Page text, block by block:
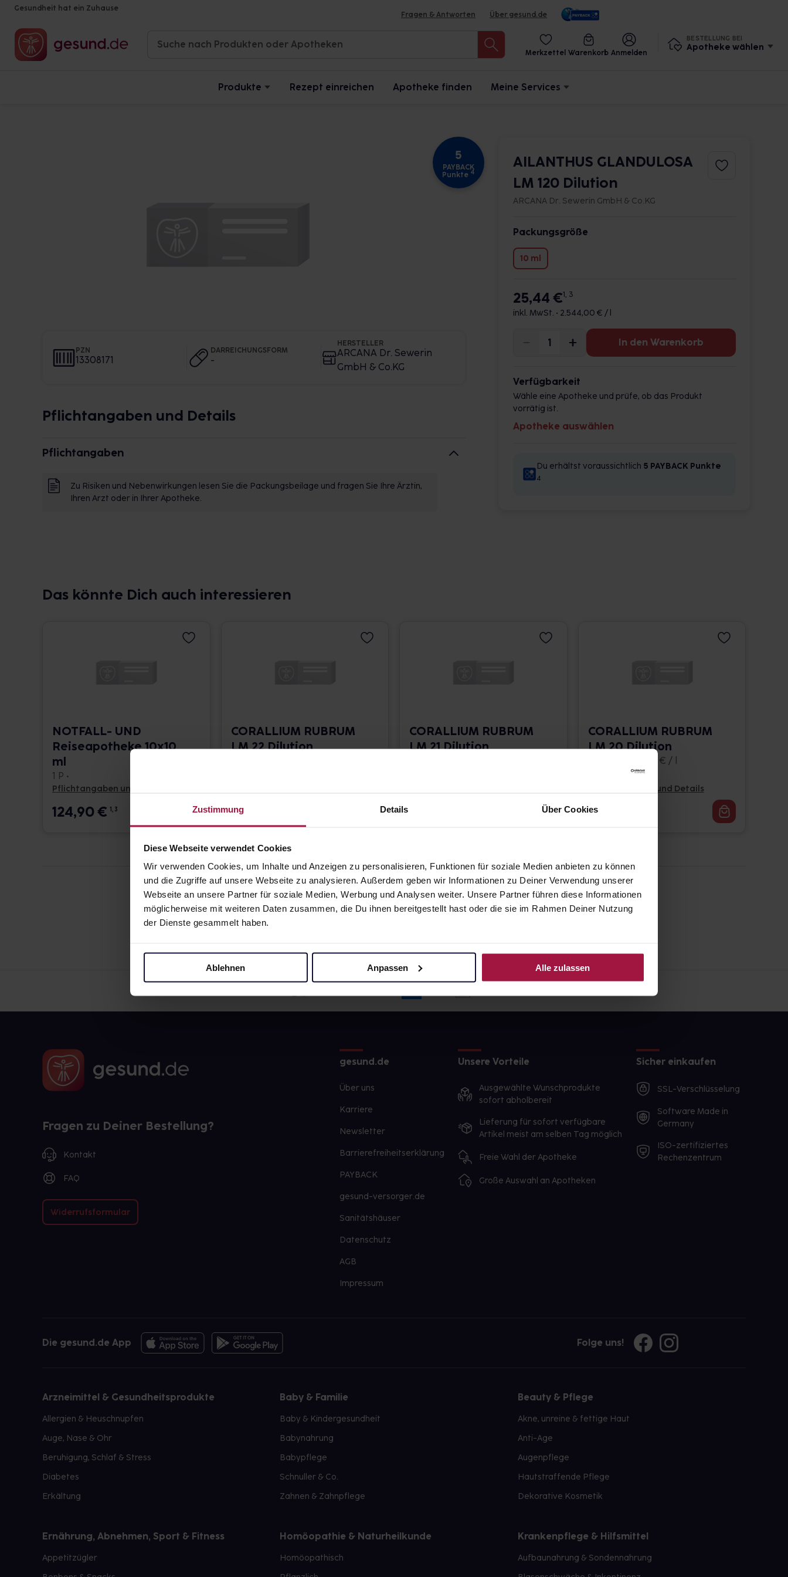
Zustimmung Details Über Cookies
Diese Webseite verwendet Cookies
Wir verwenden Cookies, um Inhalte und Anzeigen zu personalisieren, Funktionen für soziale Medien anbieten zu können
und die Zugriffe auf unsere Webseite zu analysieren. Außerdem geben wir Informationen zu Deiner Verwendung unserer
Webseite an unsere Partner für soziale Medien, Werbung und Analysen weiter. Unsere Partner führen diese Informationen
möglicherweise mit weiteren Daten zusammen, die Du ihnen bereitgestellt hast oder die sie im Rahmen Deiner Nutzung
der Dienste gesammelt haben.
Ablehnen Anpassen Alle zulassen
Gesundheit hat ein Zuhause
Fragen & Antworten Über gesund.de
Merkzettel Warenkorb Anmelden
BESTELLUNG BEI
Apotheke wählen
Produkte Rezept einreichen Apotheke finden Meine Services
5
PAYBACK
Punkte 4
PZN
13308171
DARREICHUNGSFORM
-
HERSTELLER
ARCANA Dr. Sewerin
GmbH & Co.KG
Pflichtangaben und Details
Pflichtangaben
Zu Risiken und Nebenwirkungen lesen Sie die Packungsbeilage und fragen Sie Ihre Ärztin,
Ihren Arzt oder in Ihrer Apotheke.
AILANTHUS GLANDULOSA
LM 120 Dilution
ARCANA Dr. Sewerin GmbH & Co.KG
Packungsgröße
10 ml
25,44 €1, 3
inkl. MwSt. • 2.544,00 € / l
In den Warenkorb
Verfügbarkeit
Wähle eine Apotheke und prüfe, ob das Produkt
vorrätig ist.
Apotheke auswählen
Du erhältst voraussichtlich 5 PAYBACK Punkte
4
Das könnte Dich auch interessieren
NOTFALL- UND
Reiseapotheke 10x10
ml
1 P •
Pflichtangaben und Details
124,90€ 1, 3
CORALLIUM RUBRUM
LM 22 Dilution
17,66
CORALLIUM RUBRUM
LM 21 Dilution
CORALLIUM RUBRUM
LM 20 Dilution
10 ml • 1.662,00 € / l
Pflichtangaben und Details
16,62
Fragen zu Deiner Bestellung?
Kontakt
FAQ
Widerrufsformular
gesund.de
Über uns
Karriere
Newsletter
Barrierefreiheitserklärung
PAYBACK
gesund-versorger.de
Sanitätshäuser
Datenschutz
AGB
Impressum
Unsere Vorteile
Ausgewählte Wunschprodukte
sofort abholbereit
Lieferung für sofort verfügbare
Artikel meist am selben Tag möglich
Freie Wahl der Apotheke
Große Auswahl an Apotheken
Sicher einkaufen
SSL-Verschlüsselung
Software Made in
Germany
ISO-zertifiziertes
Rechenzentrum
Die gesund.de App Folge uns!
Arzneimittel & Gesundheitsprodukte
Allergien & Heuschnupfen
Auge, Nase & Ohr
Beruhigung, Schlaf & Stress
Diabetes
Erkältung
Baby & Familie
Baby & Kindergesundheit
Babynahrung
Babypflege
Schnuller & Co.
Zahnen & Zahnpflege
Beauty & Pflege
Akne, unreine & fettige Haut
Anti-Age
Augenpflege
Hautstraffende Pflege
Dekorative Kosmetik
Ernährung, Abnehmen, Sport & Fitness
Appetitzügler
Homöopathie & Naturheilkunde
Homöopathisch
Krankenpflege & Hilfsmittel
Aufbaunahrung & Sondennahrung